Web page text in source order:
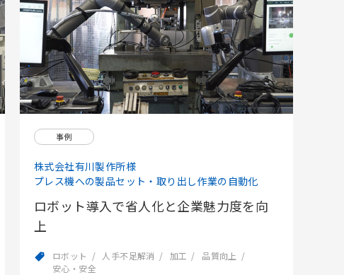
事例
株式会社有川製作所様
プレス機への製品セット・取り出し作業の自動化
ロボット導入で省人化と企業魅力度を向
上
ロボット 人手不足解消 加工
品質向上
安心・安全